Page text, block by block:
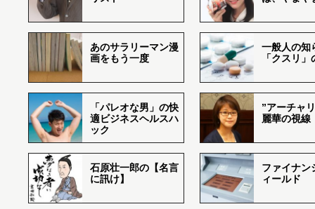
あのサラリーマン漫
画をもう一度
一般人の知
「クスリ
「パレオな男」の快
適ビジネスヘルスハ
ック
”アーチャ
麗華の視線
石原壮一郎の【名言
に訊け】
ファイナン
ィールド